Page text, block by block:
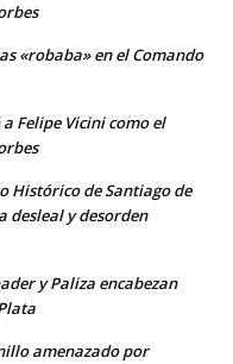
«robaba» en el Comando
Felipe Vicini como el
Histórico de Santiago de
desleal y desorden
y Paliza encabezan
amenazado por